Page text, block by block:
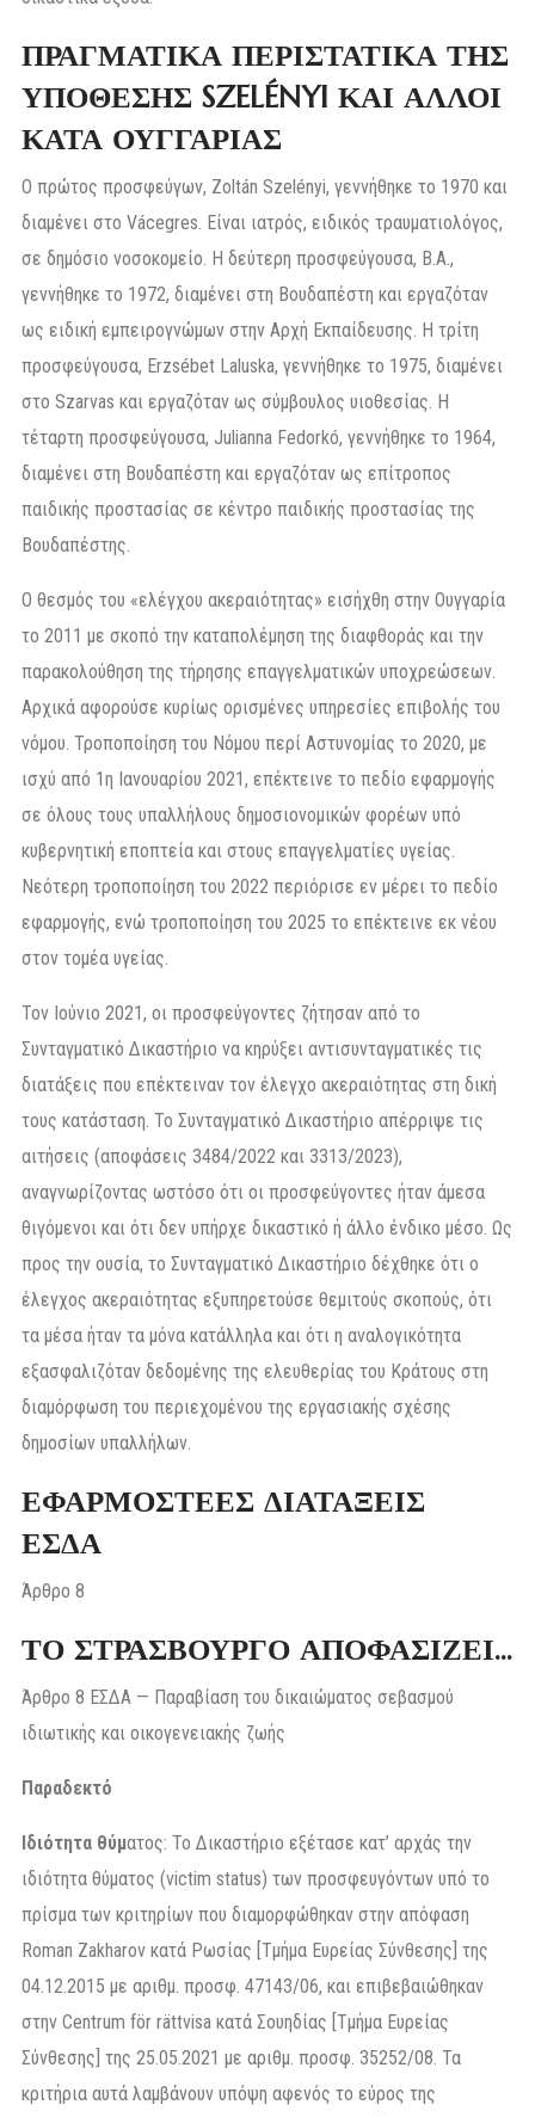
ΠΡΑΓΜΑΤΙΚΑ ΠΕΡΙΣΤΑΤΙΚΑ ΤΗΣ
ΥΠΟΘΕΣΗΣ SZELÉNYI ΚΑΙ ΑΛΛΟΙ
ΚΑΤΑ ΟΥΓΓΑΡΙΑΣ
Ο πρώτος προσφεύγων, Zoltán Szelényi, γεννήθηκε το 1970 και
διαμένει στο Vácegres. Είναι ιατρός, ειδικός τραυματιολόγος,
σε δημόσιο νοσοκομείο. Η δεύτερη προσφεύγουσα, Β.Α.,
γεννήθηκε το 1972, διαμένει στη Βουδαπέστη και εργαζόταν
ως ειδική εμπειρογνώμων στην Αρχή Εκπαίδευσης. Η τρίτη
προσφεύγουσα, Erzsébet Laluska, γεννήθηκε το 1975, διαμένει
στο Szarvas και εργαζόταν ως σύμβουλος υιοθεσίας. Η
τέταρτη προσφεύγουσα, Julianna Fedorkó, γεννήθηκε το 1964,
διαμένει στη Βουδαπέστη και εργαζόταν ως επίτροπος
παιδικής προστασίας σε κέντρο παιδικής προστασίας της
Βουδαπέστης.
Ο θεσμός του «ελέγχου ακεραιότητας» εισήχθη στην Ουγγαρία
το 2011 με σκοπό την καταπολέμηση της διαφθοράς και την
παρακολούθηση της τήρησης επαγγελματικών υποχρεώσεων.
Αρχικά αφορούσε κυρίως ορισμένες υπηρεσίες επιβολής του
νόμου. Τροποποίηση του Νόμου περί Αστυνομίας το 2020, με
ισχύ από 1η Ιανουαρίου 2021, επέκτεινε το πεδίο εφαρμογής
σε όλους τους υπαλλήλους δημοσιονομικών φορέων υπό
κυβερνητική εποπτεία και στους επαγγελματίες υγείας.
Νεότερη τροποποίηση του 2022 περιόρισε εν μέρει το πεδίο
εφαρμογής, ενώ τροποποίηση του 2025 το επέκτεινε εκ νέου
στον τομέα υγείας.
Τον Ιούνιο 2021, οι προσφεύγοντες ζήτησαν από το
Συνταγματικό Δικαστήριο να κηρύξει αντισυνταγματικές τις
διατάξεις που επέκτειναν τον έλεγχο ακεραιότητας στη δική
τους κατάσταση. Το Συνταγματικό Δικαστήριο απέρριψε τις
αιτήσεις (αποφάσεις 3484/2022 και 3313/2023),
αναγνωρίζοντας ωστόσο ότι οι προσφεύγοντες ήταν άμεσα
θιγόμενοι και ότι δεν υπήρχε δικαστικό ή άλλο ένδικο μέσο. Ως
προς την ουσία, το Συνταγματικό Δικαστήριο δέχθηκε ότι ο
έλεγχος ακεραιότητας εξυπηρετούσε θεμιτούς σκοπούς, ότι
τα μέσα ήταν τα μόνα κατάλληλα και ότι η αναλογικότητα
εξασφαλιζόταν δεδομένης της ελευθερίας του Κράτους στη
διαμόρφωση του περιεχομένου της εργασιακής σχέσης
δημοσίων υπαλλήλων.
ΕΦΑΡΜΟΣΤΕΕΣ ΔΙΑΤΑΞΕΙΣ
ΕΣΔΑ
Άρθρο 8
ΤΟ ΣΤΡΑΣΒΟΥΡΓΟ ΑΠΟΦΑΣΙΖΕΙ…
Άρθρο 8 ΕΣΔΑ — Παραβίαση του δικαιώματος σεβασμού
ιδιωτικής και οικογενειακής ζωής
Παραδεκτό
Ιδιότητα θύματος: Το Δικαστήριο εξέτασε κατ’ αρχάς την
ιδιότητα θύματος (victim status) των προσφευγόντων υπό το
πρίσμα των κριτηρίων που διαμορφώθηκαν στην απόφαση
Roman Zakharov κατά Ρωσίας [Τμήμα Ευρείας Σύνθεσης] της
04.12.2015 με αριθμ. προσφ. 47143/06, και επιβεβαιώθηκαν
στην Centrum för rättvisa κατά Σουηδίας [Τμήμα Ευρείας
Σύνθεσης] της 25.05.2021 με αριθμ. προσφ. 35252/08. Τα
κριτήρια αυτά λαμβάνουν υπόψη αφενός το εύρος της